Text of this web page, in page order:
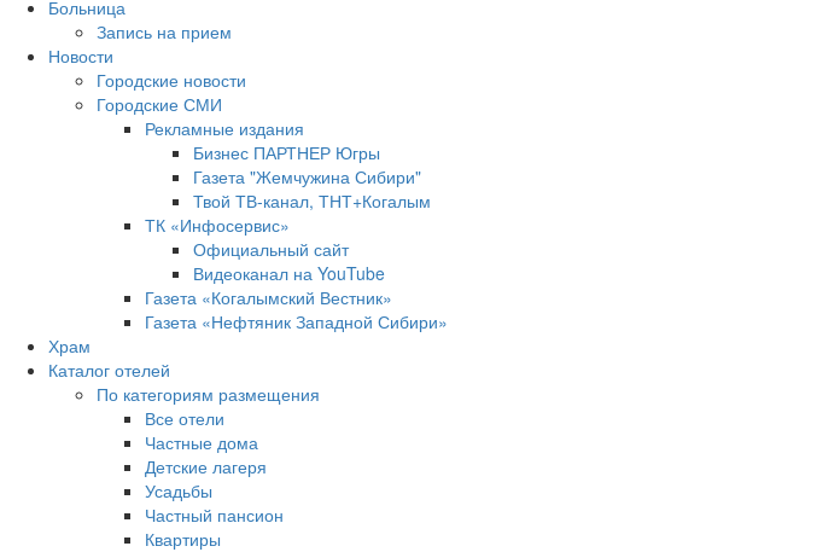
Больница
Запись на прием
Новости
Городские новости
Городские СМИ
Рекламные издания
Бизнес ПАРТНЕР Югры
Газета "Жемчужина Сибири"
Твой ТВ-канал, ТНТ+Когалым
ТК «Инфосервис»
Официальный сайт
Видеоканал на YouTube
Газета «Когалымский Вестник»
Газета «Нефтяник Западной Сибири»
Храм
Каталог отелей
По категориям размещения
Все отели
Частные дома
Детские лагеря
Усадьбы
Частный пансион
Квартиры